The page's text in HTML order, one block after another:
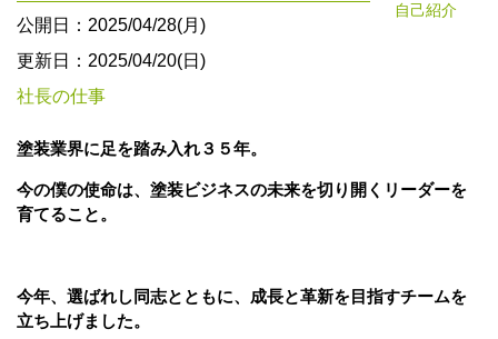
自己紹介
公開日：2025/04/28(月)
更新日：2025/04/20(日)
社長の仕事
塗装業界に足を踏み入れ３５年。
今の僕の使命は、塗装ビジネスの未来を切り開くリーダーを
育てること。
今年、選ばれし同志とともに、成長と革新を目指すチームを
立ち上げました。